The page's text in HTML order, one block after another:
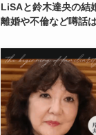
LiSAと鈴木達央の結
離婚や不倫など噂話